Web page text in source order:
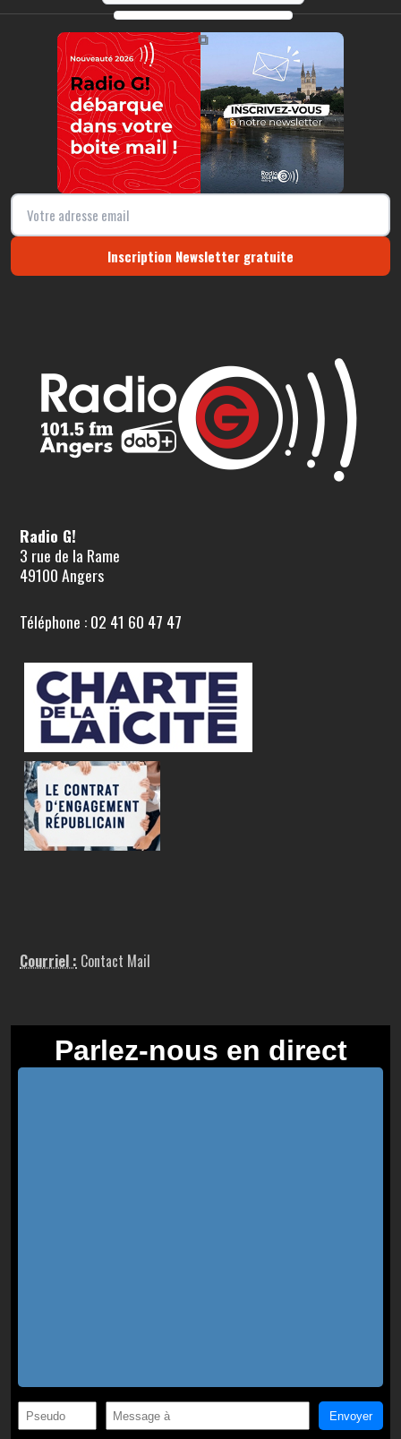
https://radio-g.fr?14660
⧉
Inscription Newsletter gratuite
Radio G!
3 rue de la Rame
49100 Angers
Téléphone : 02 41 60 47 47
Courriel : Contact Mail